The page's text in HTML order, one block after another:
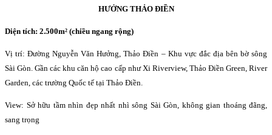
HƯỞNG THẢO ĐIỀN
Diện tích: 2.500m² (chiều ngang rộng)
Vị trí: Đường Nguyễn Văn Hưởng, Thảo Điền – Khu vực đắc địa bên bờ sông
Sài Gòn. Gần các khu căn hộ cao cấp như Xi Riverview, Thảo Điền Green, River
Garden, các trường Quốc tế tại Thảo Điền.
View: Sở hữu tầm nhìn đẹp nhất nhì sông Sài Gòn, không gian thoáng đãng,
sang trọng